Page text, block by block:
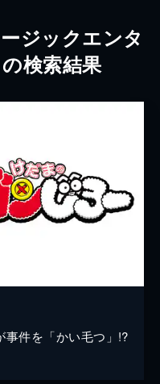
ジックエンタ
検索結果
事件を「かい毛つ」!?